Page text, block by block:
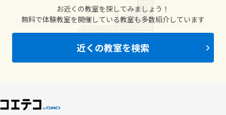
お近くの教室を探してみましょう！
無料で体験教室を開催している教室も多数紹介しています
近くの教室を検索